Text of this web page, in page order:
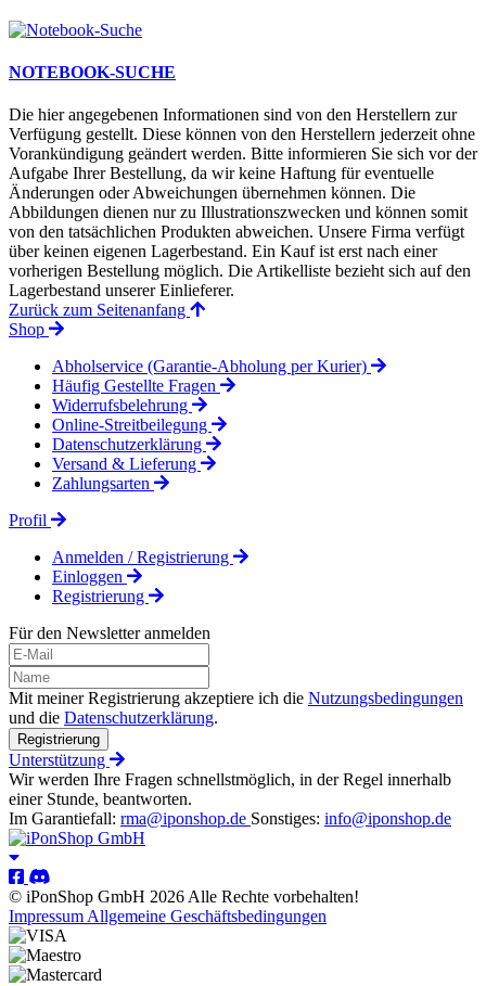
NOTEBOOK-SUCHE
Die hier angegebenen Informationen sind von den Herstellern zur
Verfügung gestellt. Diese können von den Herstellern jederzeit ohne
Vorankündigung geändert werden. Bitte informieren Sie sich vor der
Aufgabe Ihrer Bestellung, da wir keine Haftung für eventuelle
Änderungen oder Abweichungen übernehmen können. Die
Abbildungen dienen nur zu Illustrationszwecken und können somit
von den tatsächlichen Produkten abweichen. Unsere Firma verfügt
über keinen eigenen Lagerbestand. Ein Kauf ist erst nach einer
vorherigen Bestellung möglich. Die Artikelliste bezieht sich auf den
Lagerbestand unserer Einlieferer.
Zurück zum Seitenanfang
Shop
Abholservice (Garantie-Abholung per Kurier)
Häufig Gestellte Fragen
Widerrufsbelehrung
Online-Streitbeilegung
Datenschutzerklärung
Versand & Lieferung
Zahlungsarten
Profil
Anmelden / Registrierung
Einloggen
Registrierung
Für den Newsletter anmelden
Mit meiner Registrierung akzeptiere ich die Nutzungsbedingungen
und die Datenschutzerklärung.
Registrierung
Unterstützung
Wir werden Ihre Fragen schnellstmöglich, in der Regel innerhalb
einer Stunde, beantworten.
Im Garantiefall: rma@iponshop.de Sonstiges: info@iponshop.de
© iPonShop GmbH 2026 Alle Rechte vorbehalten!
Impressum Allgemeine Geschäftsbedingungen